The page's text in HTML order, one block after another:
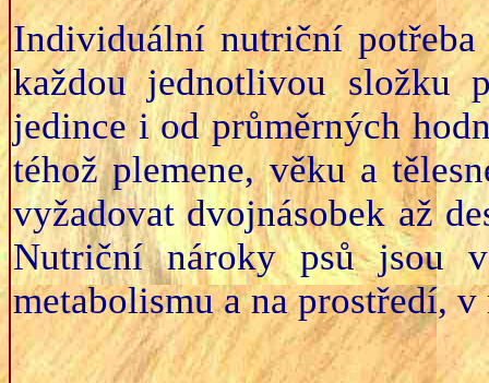
Individuální nutriční
každou jednotlivou složku
jedince i od průměrných
téhož plemene, věku a
vyžadovat dvojnásobek až
Nutriční nároky psů jsou
metabolismu a na prostředí,